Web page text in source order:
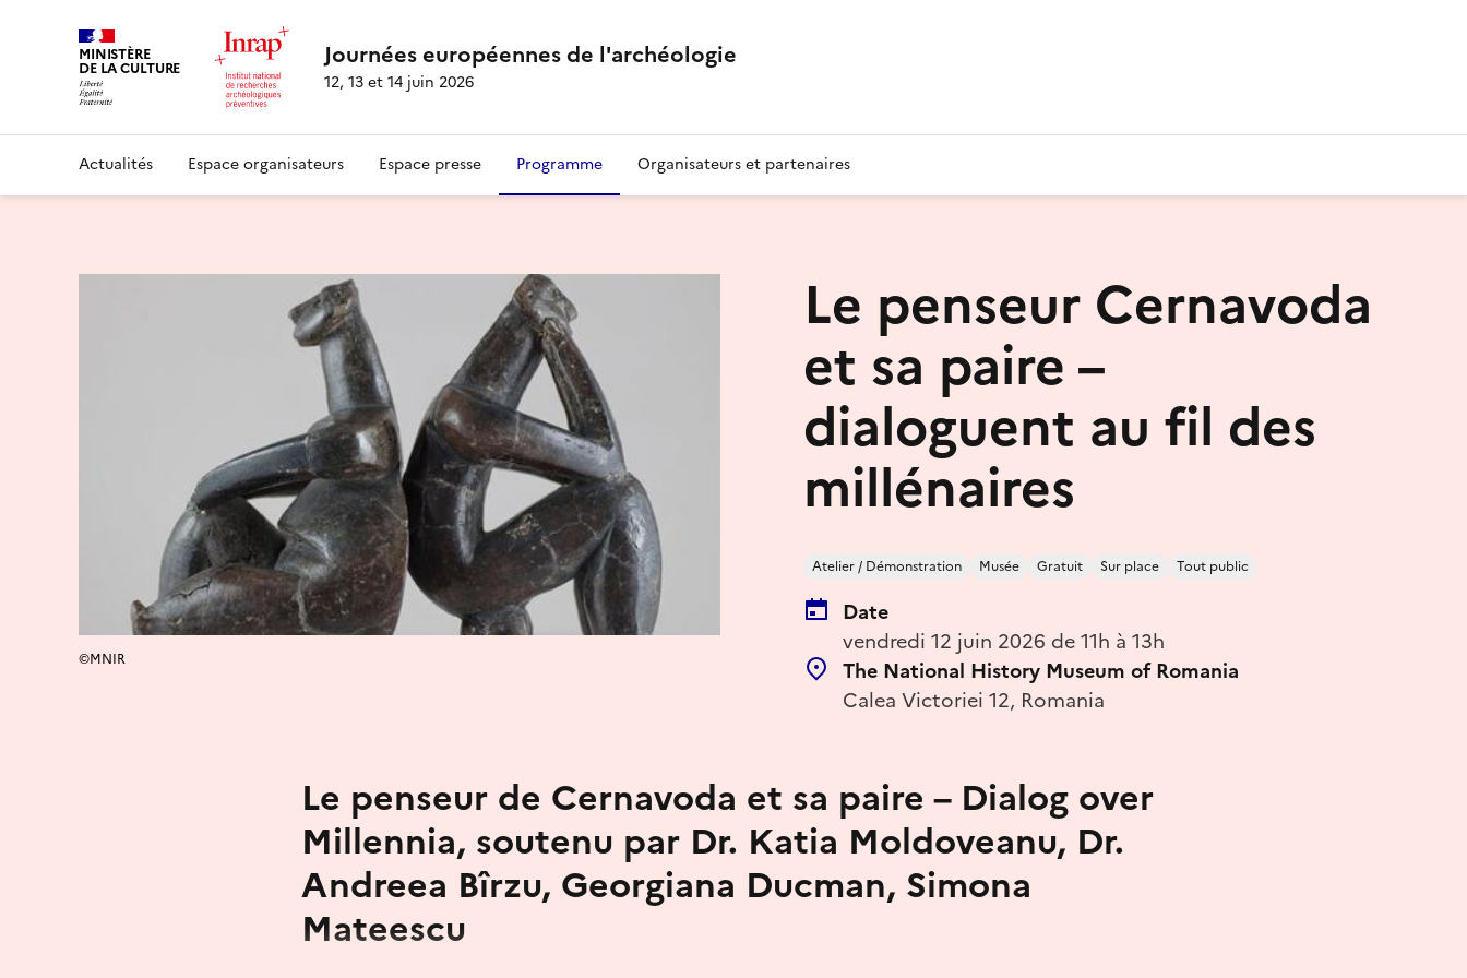
MINISTÈRE
DE LA CULTURE Journées européennes de l'archéologie
12, 13 et 14 juin 2026
Actualités Espace organisateurs Espace presse Programme Organisateurs et partenaires
Le penseur Cernavoda
et sa paire –
dialoguent au fil des
millénaires
Atelier / Démonstration Musée Gratuit Sur place Tout public
Date
vendredi 12 juin 2026 de 11h à 13h
The National History Museum of Romania
Calea Victoriei 12, Romania
©MNIR
Le penseur de Cernavoda et sa paire – Dialog over
Millennia, soutenu par Dr. Katia Moldoveanu, Dr.
Andreea Bîrzu, Georgiana Ducman, Simona
Mateescu